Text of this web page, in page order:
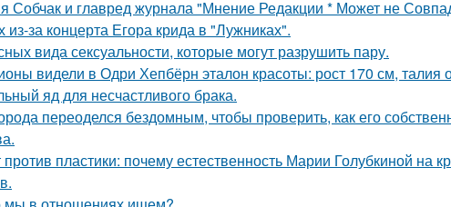
Собчак и главред журнала "Мнение Редакции * Может не
из-за концерта Егора крида в "Лужниках".
вида сексуальности, которые могут разрушить пару.
видели в Одри Хепбёрн эталон красоты: рост 170 см, талия
яд для несчастливого брака.
переоделся бездомным, чтобы проверить, как его
против пластики: почему естественность Марии Голубкиной на